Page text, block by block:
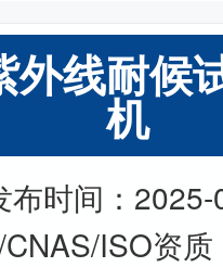
外线耐候
机
布时间：
ISO资